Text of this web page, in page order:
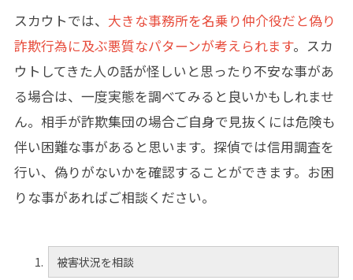
スカウトでは、 大きな事務所を名乗り仲介役だと偽り
詐欺行為に及ぶ悪質なパターンが考えられます。スカ
ウトしてきた人の話が怪しいと思ったり不安な事があ
る場合は、一度実態を調べてみると良いかもしれませ
ん。相手が詐欺集団の場合ご自身で見抜くには危険も
伴い困難な事があると思います。探偵では信用調査を
行い、偽りがないかを確認することができます。お困
りな事があればご相談ください。
被害状況を相談